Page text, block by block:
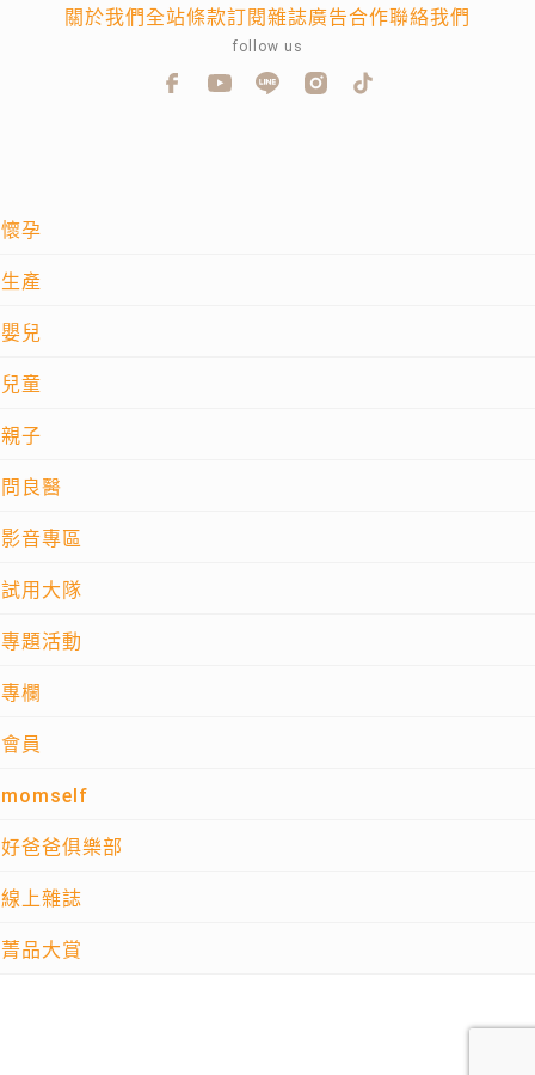
懷孕
生產
嬰兒
兒童
親子
問良醫
影音專區
試用大隊
專題活動
專欄
會員
momself
好爸爸俱樂部
線上雜誌
菁品大賞
關於我們全站條款訂閱雜誌廣告合作聯絡我們
follow us